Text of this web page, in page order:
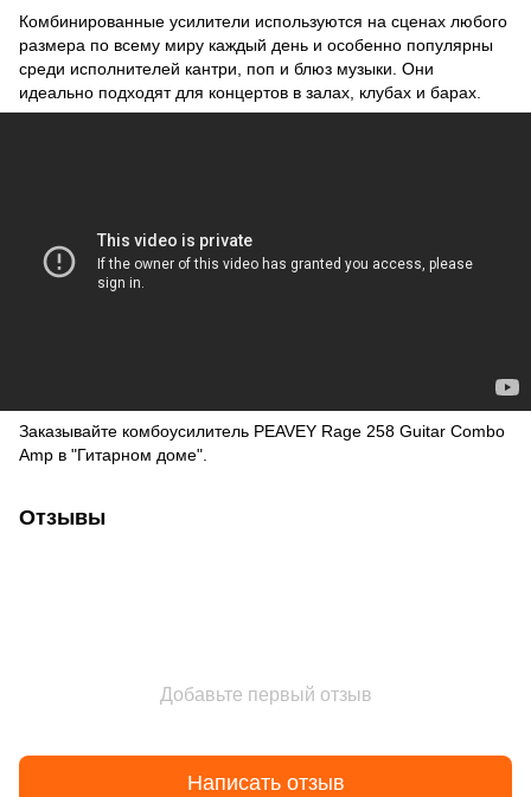
Комбинированные усилители используются на сценах любого
размера по всему миру каждый день и особенно популярны
среди исполнителей кантри, поп и блюз музыки. Они
идеально подходят для концертов в залах, клубах и барах.
Заказывайте комбоусилитель PEAVEY Rage 258 Guitar Combo
Amp в "Гитарном доме".
Отзывы
Добавьте первый отзыв
Написать отзыв